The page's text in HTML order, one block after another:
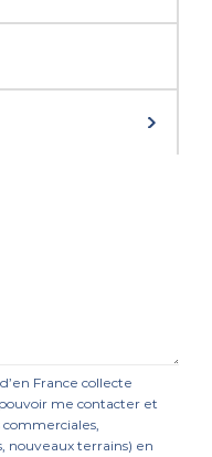
France collecte
me contacter et
commerciales,
nouveaux terrains) en